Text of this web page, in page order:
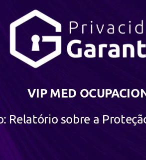
VIP MED
Relatório sobre a